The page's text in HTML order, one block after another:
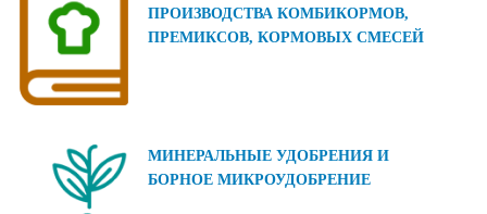
ПРОИЗВОДСТВА КОМБИКОРМОВ,
ПРЕМИКСОВ, КОРМОВЫХ СМЕСЕЙ
МИНЕРАЛЬНЫЕ УДОБРЕНИЯ И
БОРНОЕ МИКРОУДОБРЕНИЕ